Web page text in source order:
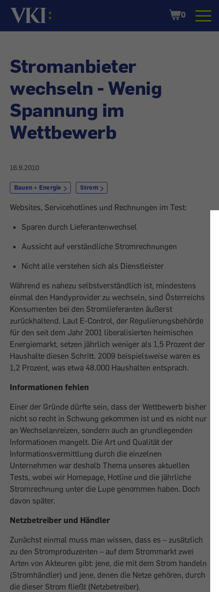
Startseite
Shopping
Cart
0
Stromanbieter
wechseln - Wenig
Spannung im
Wettbewerb
16.9.2010
Bauen + Energie Strom
Websites, Servicehotlines und Rechnungen im Test:
Sparen durch Lieferantenwechsel
Aussicht auf verständliche Stromrechnungen
Nicht alle verstehen sich als Dienstleister
Während es nahezu selbstverständlich ist, mindestens
einmal den Handyprovider zu wechseln, sind Österreichs
Konsumenten bei den Stromlieferanten äußerst
zurückhaltend. Laut E-Control, der Regulierungsbehörde
für den seit dem Jahr 2001 libera­lisierten heimischen
Energiemarkt, setzen jährlich weniger als 1,5 Prozent der
Haushalte diesen Schritt. 2009 beispielsweise waren es
1,2 Prozent, was etwa 48.000 Haus­halten entsprach.
Informationen fehlen
Einer der Gründe dürfte sein, dass der Wettbewerb bisher
nicht so recht in Schwung gekommen ist und es nicht nur
an Wechsel­anreizen, sondern auch an grundlegenden
Informationen mangelt. Die Art und Qua­lität der
Informationsvermittlung durch die einzelnen
Unternehmen war deshalb Thema unseres aktuellen
Tests, wobei wir Homepage, Hotline und die jährliche
Stromrechnung unter die Lupe genommen haben. Doch
davon später.
Netzbetreiber und Händler
Zunächst einmal muss man wissen, dass es – zusätzlich
zu den Stromproduzenten – auf dem Strommarkt zwei
Arten von Akteuren gibt: jene, die mit dem Strom handeln
(Stromhändler) und jene, denen die Netze gehören, durch
die dieser Strom fließt (Netzbetreiber).